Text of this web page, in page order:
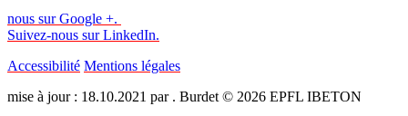
nous sur Google +.
Suivez-nous sur LinkedIn.
Accessibilité Mentions légales
mise à jour : 18.10.2021 par . Burdet © 2026 EPFL IBETON